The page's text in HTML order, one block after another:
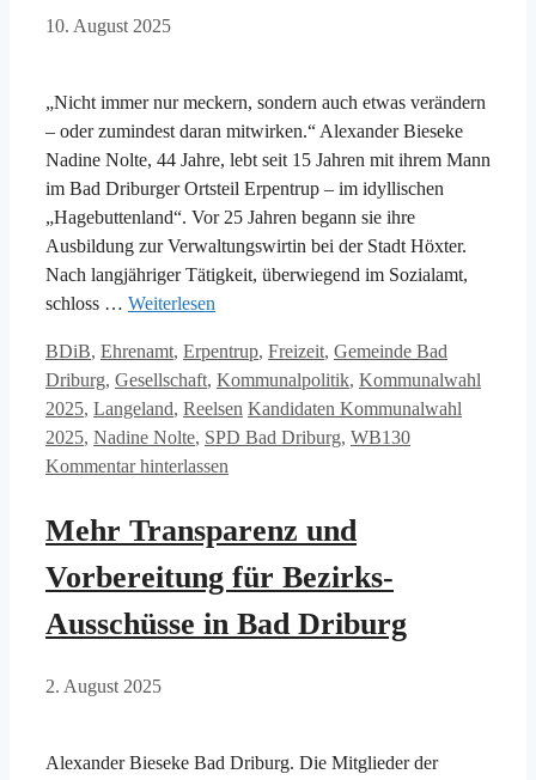
10. August 2025
„Nicht immer nur meckern, sondern auch etwas verändern
– oder zumindest daran mitwirken.“ Alexander Bieseke
Nadine Nolte, 44 Jahre, lebt seit 15 Jahren mit ihrem Mann
im Bad Driburger Ortsteil Erpentrup – im idyllischen
„Hagebuttenland“. Vor 25 Jahren begann sie ihre
Ausbildung zur Verwaltungswirtin bei der Stadt Höxter.
Nach langjähriger Tätigkeit, überwiegend im Sozialamt,
schloss … Weiterlesen
Kategorien
BDiB, Ehrenamt, Erpentrup, Freizeit, Gemeinde Bad
Driburg, Gesellschaft, Kommunalpolitik, Kommunalwahl
2025, Langeland, Reelsen Schlagwörter
Kandidaten Kommunalwahl
2025, Nadine Nolte, SPD Bad Driburg, WB130
Kommentar hinterlassen
Mehr Transparenz und
Vorbereitung für Bezirks-
Ausschüsse in Bad Driburg
2. August 2025
Alexander Bieseke Bad Driburg. Die Mitglieder der